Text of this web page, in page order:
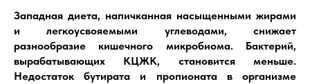
Западная диета, напичканная насыщенными жирами
и легкоусвояемыми углеводами, снижает
разнообразие кишечного микробиома. Бактерий,
вырабатывающих КЦЖК, становится меньше.
Недостаток бутирата и пропионата в организме